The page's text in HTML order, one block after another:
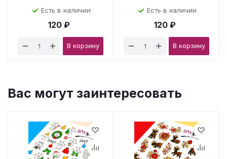
Есть в наличии
120 ₽
В корзину
Есть в наличии
120 ₽
В корзину
Вас могут заинтересовать